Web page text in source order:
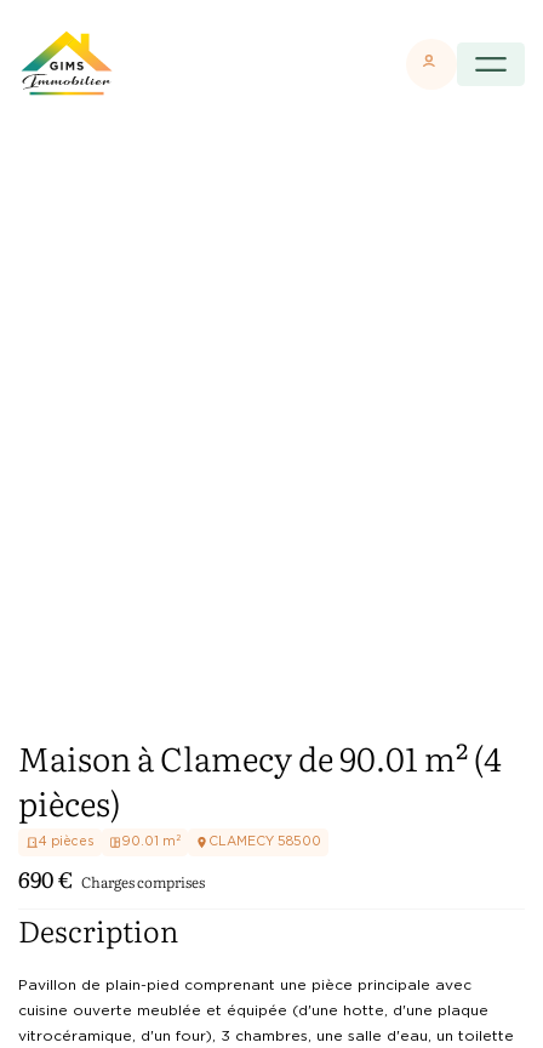
Maison à Clamecy de 90.01 m² (4
pièces)
4 pièces 90.01 m² CLAMECY 58500
690€ Charges comprises
Description
Pavillon de plain-pied comprenant une pièce principale avec
cuisine ouverte meublée et équipée (d'une hotte, d'une plaque
vitrocéramique, d'un four), 3 chambres, une salle d'eau, un toilette